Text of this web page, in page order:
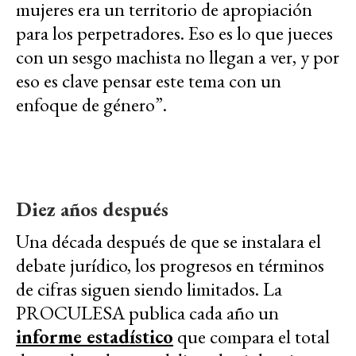
mujeres era un territorio de apropiación
para los perpetradores. Eso es lo que jueces
con un sesgo machista no llegan a ver, y por
eso es clave pensar este tema con un
enfoque de género”.
Diez años después
Una década después de que se instalara el
debate jurídico, los progresos en términos
de cifras siguen siendo limitados. La
PROCULESA publica cada año un
informe estadístico que compara el total